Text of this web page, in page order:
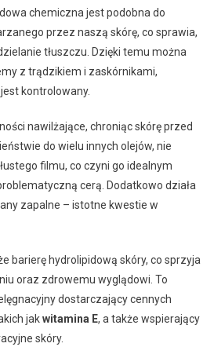
chemiczna jest podobna do
przez naszą skórę, co sprawia,
tłuszczu. Dzięki temu można
z trądzikiem i zaskórnikami,
kontrolowany.
nawilżające, chroniąc skórę przed
do wielu innych olejów, nie
filmu, co czyni go idealnym
cerą. Dodatkowo działa
zapalne – istotne kwestie w
barierę hydrolipidową skóry, co sprzyja
oraz zdrowemu wyglądowi. To
dostarczający cennych
jakwitamina E, a także wspierający
skóry.